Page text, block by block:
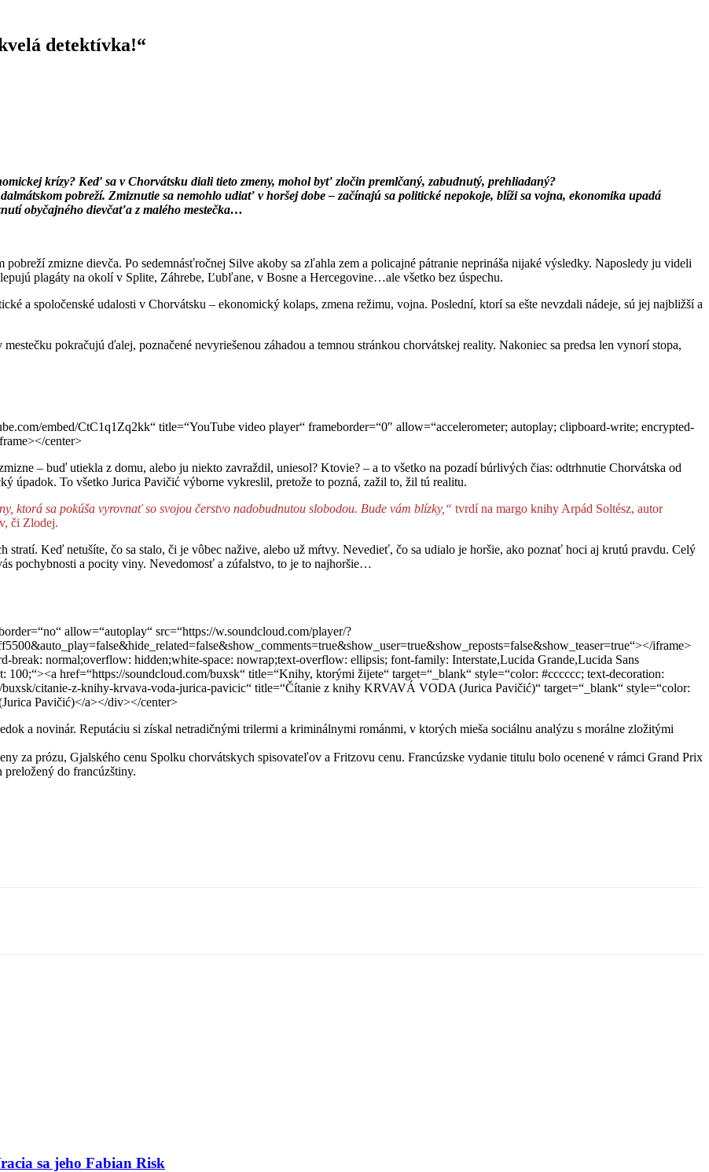
detektívka!“
krízy? Keď sa v Chorvátsku diali tieto zmeny, mohol byť zločin premlčaný, zabudnutý, prehliadaný?
pobreží. Zmiznutie sa nemohlo udiať v horšej dobe – začínajú sa politické nepokoje, blíži sa vojna, ekonomika upadá
obyčajného dievčaťa z malého mestečka…
zmizne dievča. Po sedemnásťročnej Silve akoby sa zľahla zem a policajné pátranie neprináša nijaké výsledky. Naposledy ju videli
plagáty na okolí v Splite, Záhrebe, Ľubľane, v Bosne a Hercegovine…ale všetko bez úspechu.
a spoločenské udalosti v Chorvátsku – ekonomický kolaps, zmena režimu, vojna. Poslední, ktorí sa ešte nevzdali nádeje, sú jej najbližší a
pokračujú ďalej, poznačené nevyriešenou záhadou a temnou stránkou chorvátskej reality. Nakoniec sa predsa len vynorí stopa,
embed/CtC1q1Zq2kk“ title=“YouTube video player“ frameborder=“0″ allow=“accelerometer; autoplay; clipboard-write; encrypted-
center>
– buď utiekla z domu, alebo ju niekto zavraždil, uniesol? Ktovie? – a to všetko na pozadí búrlivých čias: odtrhnutie Chorvátska od
úpadok. To všetko Jurica Pavičić výborne vykreslil, pretože to pozná, zažil to, žil tú realitu.
ktorá sa pokúša vyrovnať so svojou čerstvo nadobudnutou slobodou. Bude vám blízky,“ tvrdí na margo knihy Arpád Soltész, autor
či Zlodej.
stratí. Keď netušíte, čo sa stalo, či je vôbec nažive, alebo už mŕtvy. Nevedieť, čo sa udialo je horšie, ako poznať hoci aj krutú pravdu. Celý
pochybnosti a pocity viny. Nevedomosť a zúfalstvo, to je to najhoršie…
allow=“autoplay“ src=“https://w.soundcloud.com/player/?
iframe>
break: normal;overflow: hidden;white-space: nowrap;text-overflow: ellipsis; font-family: Interstate,Lucida Grande,Lucida Sans
100;“><a href=“https://soundcloud.com/buxsk“ title=“Knihy, ktorými žijete“ target=“_blank“ style=“color: #cccccc; text-decoration:
citanie-z-knihy-krvava-voda-jurica-pavicic“ title=“Čítanie z knihy KRVAVÁ VODA (Jurica Pavičić)“ target=“_blank“ style=“color:
Pavičić)</a></div></center>
a novinár. Reputáciu si získal netradičnými trilermi a kriminálnymi románmi, v ktorých mieša sociálnu analýzu s morálne zložitými
za prózu, Gjalského cenu Spolku chorvátskych spisovateľov a Fritzovu cenu. Francúzske vydanie titulu bolo ocenené v rámci Grand Prix
do francúzštiny.
sa jeho Fabian Risk